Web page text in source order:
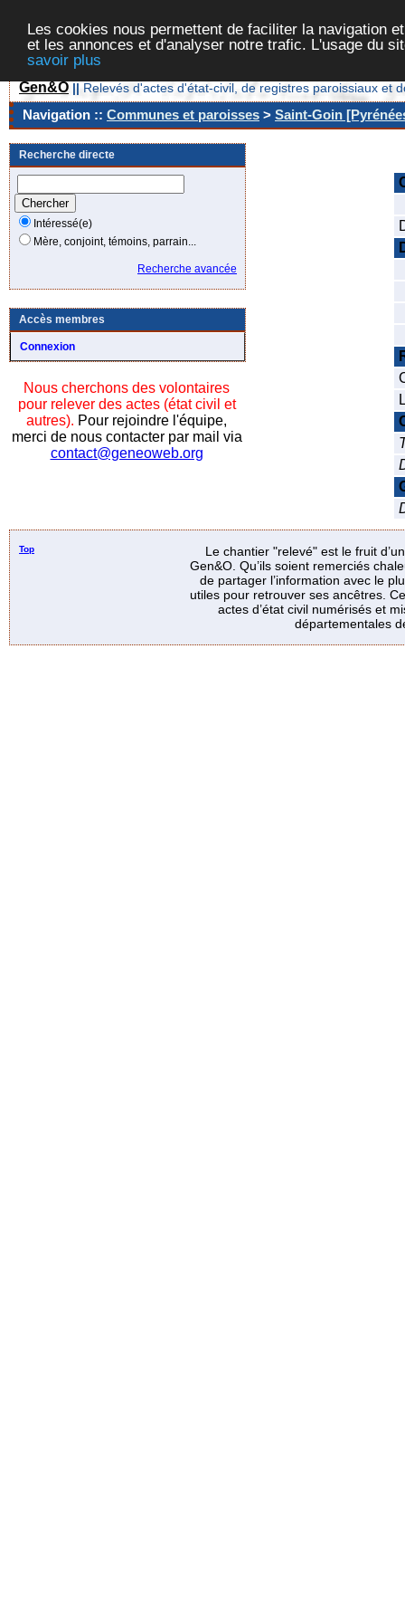
Les cookies nous permettent de faciliter la navigation
et les annonces et d'analyser notre trafic. L'usage du
savoir plus
Gen&O || Relevés d'actes d'état-civil, de registres paroissiaux et
Navigation :: Communes et paroisses > Saint-Goin
Recherche directe
Intéressé(e)
Mère, conjoint, témoins, parrain...
Recherche avancée
Accès membres
Connexion
Nous cherchons des volontaires
pour relever des actes (état civil et
autres). Pour rejoindre l'équipe,
merci de nous contacter par mail via
contact@geneoweb.org
Top
Le chantier "relevé" est le fruit
Gen&O. Qu’ils soient remerciés
de partager l’information avec le
utiles pour retrouver ses ancêtres.
actes d’état civil numérisés et
départementales